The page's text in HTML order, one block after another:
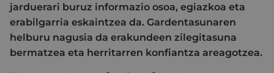
jarduerari buruz informazio osoa, egiazkoa eta
erabilgarria eskaintzea da. Gardentasunaren
helburu nagusia da erakundeen zilegitasuna
bermatzea eta herritarren konfiantza areagotzea.